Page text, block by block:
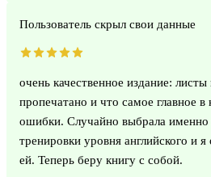
Пользователь скрыл свои данные
очень качественное издание:
пропечатано и что самое главное в
ошибки. Случайно выбрала именно
тренировки уровня английского и я
ей. Теперь беру книгу с собой.